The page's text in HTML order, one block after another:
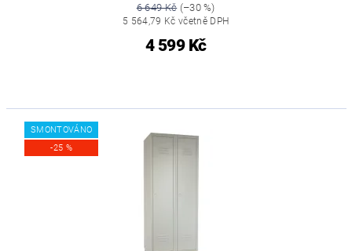
6 649 Kč(–30 %)
5 564,79 Kč včetně DPH
4 599 Kč
SMONTOVÁNO
-25 %